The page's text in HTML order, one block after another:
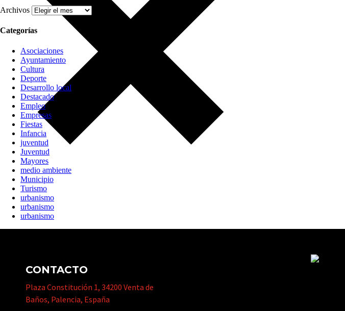
Archivos
Categorías
Asociaciones
Ayuntamiento
Cultura
Deporte
Desarrollo local
Destacado
Empleo
Empresas
Fiestas
Infancia
juventud
Juventud
Mayores
medio ambiente
Municipio
Turismo
urbanismo
urbanismo
urbanismo
CONTACTO
Plaza Constitución 1, 34200 Venta de
Baños, Palencia, España